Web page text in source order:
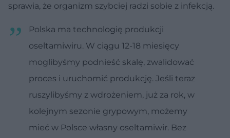
sprawia, że organizm szybciej radzi sobie z infekcją.
Polska ma technologię produkcji
oseltamiwiru. W ciągu 12-18 miesięcy
moglibyśmy podnieść skalę, zwalidować
proces i uruchomić produkcję. Jeśli teraz
ruszylibyśmy z wdrożeniem, już za rok, w
kolejnym sezonie grypowym, możemy
mieć w Polsce własny oseltamiwir. Bez